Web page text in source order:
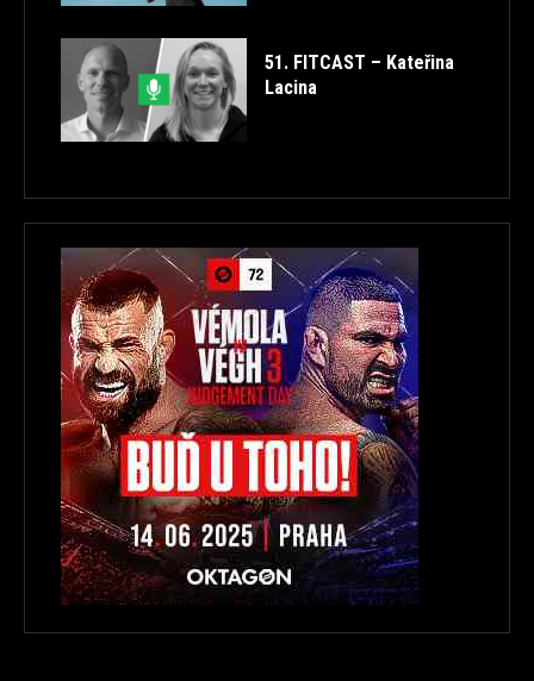
51. FITCAST – Kateřina
Lacina